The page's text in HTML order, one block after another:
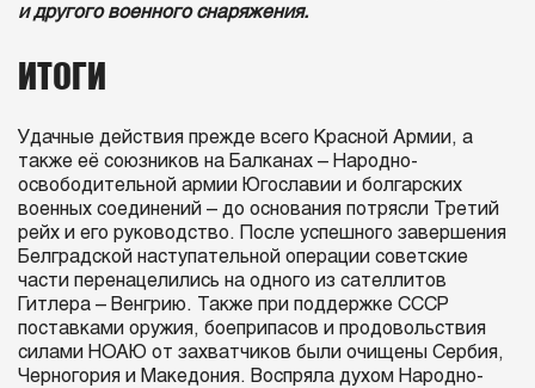
и другого военного снаряжения.
ИТОГИ
Удачные действия прежде всего Красной Армии, а
также её союзников на Балканах – Народно-
освободительной армии Югославии и болгарских
военных соединений – до основания потрясли Третий
рейх и его руководство. После успешного завершения
Белградской наступательной операции советские
части перенацелились на одного из сателлитов
Гитлера – Венгрию. Также при поддержке СССР
поставками оружия, боеприпасов и продовольствия
силами НОАЮ от захватчиков были очищены Сербия,
Черногория и Македония. Воспряла духом Народно-